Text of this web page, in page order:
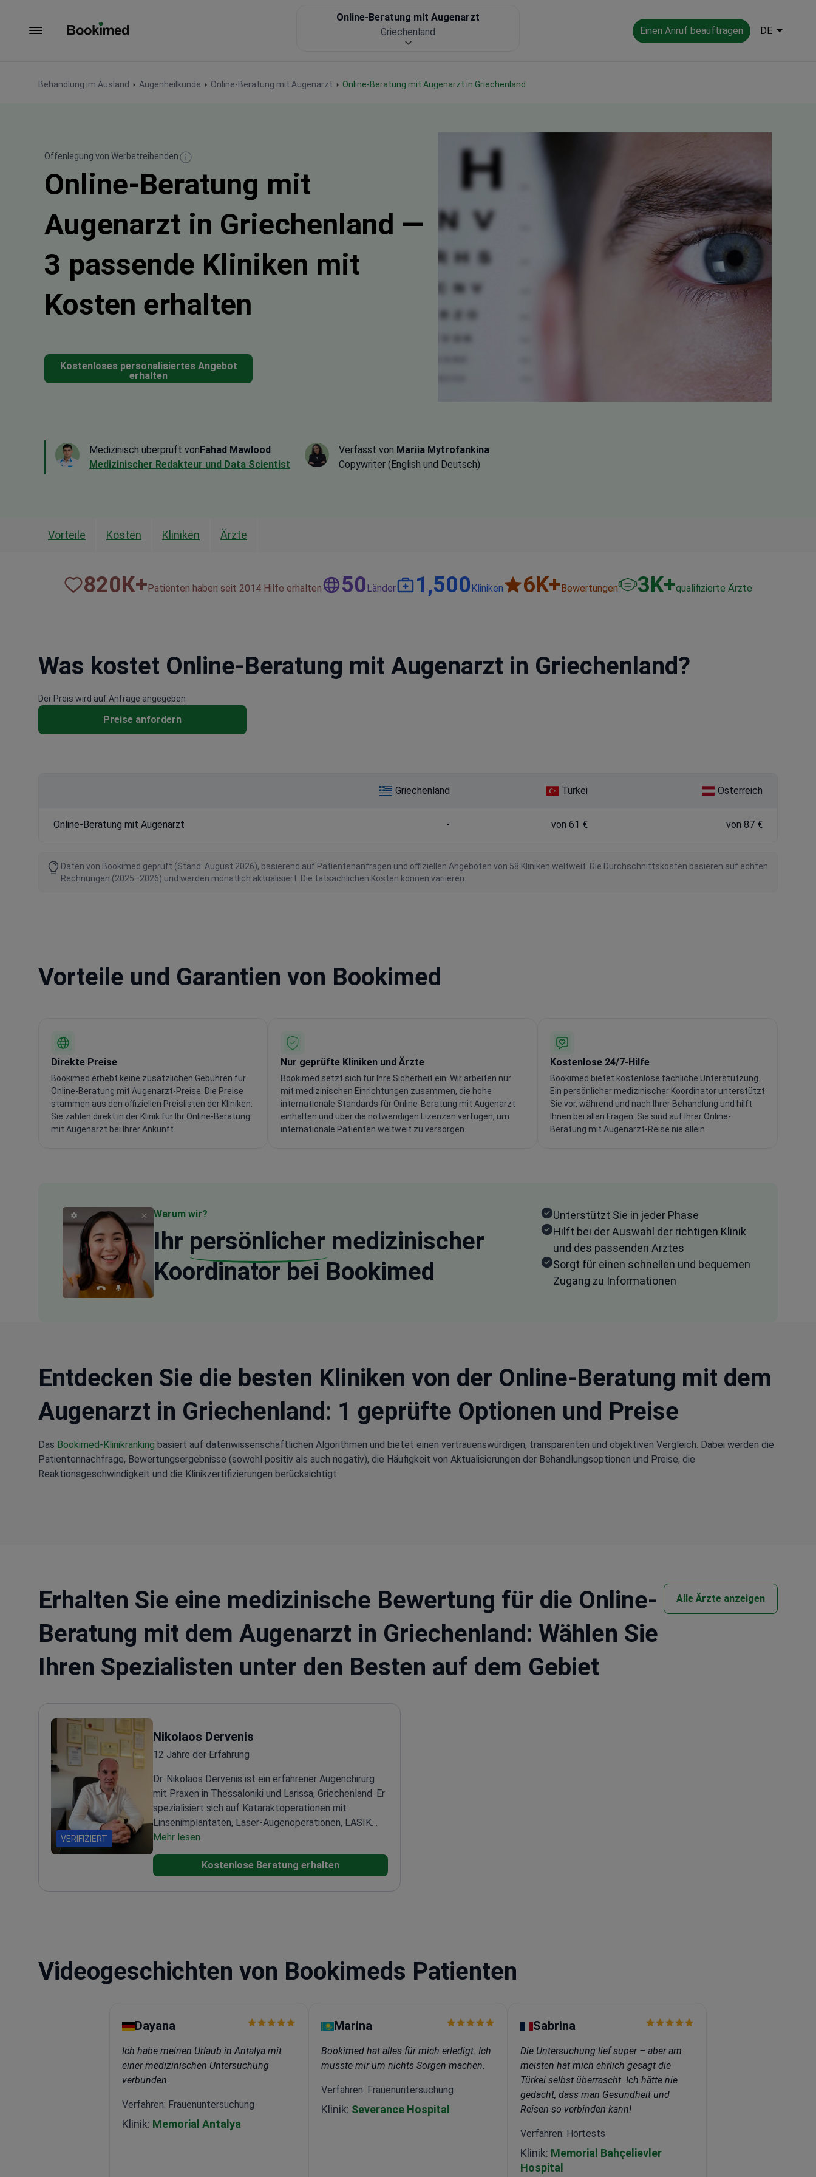
Einen Anruf beauftragen DE
Behandlung im Ausland Augenheilkunde Online-Beratung mit Augenarzt Online-Beratung mit Augenarzt in Griechenland
Online-Beratung mit Augenarzt
Griechenland
Offenlegung von Werbetreibenden
Online-Beratung mit
Augenarzt in Griechenland —
3 passende Kliniken mit
Kosten erhalten
Kostenloses personalisiertes Angebot
erhalten
Medizinisch überprüft vonFahad Mawlood
Medizinischer Redakteur und Data Scientist
Verfasst von Mariia Mytrofankina
Copywriter (English und Deutsch)
Vorteile Kosten Kliniken Ärzte
820К+Patienten haben seit 2014 Hilfe erhalten 50Länder 1,500Kliniken 6K+Bewertungen 3K+qualifizierte Ärzte
Was kostet Online-Beratung mit Augenarzt in Griechenland?
Der Preis wird auf Anfrage angegeben
Preise anfordern
Griechenland Türkei Österreich
Online-Beratung mit Augenarzt - von 61 € von 87 €
Daten von Bookimed geprüft (Stand: August 2026), basierend auf Patientenanfragen und offiziellen Angeboten von 58 Kliniken weltweit. Die Durchschnittskosten basieren auf echten
Rechnungen (2025–2026) und werden monatlich aktualisiert. Die tatsächlichen Kosten können variieren.
Vorteile und Garantien von Bookimed
Direkte Preise
Bookimed erhebt keine zusätzlichen Gebühren für
Online-Beratung mit Augenarzt-Preise. Die Preise
stammen aus den offiziellen Preislisten der Kliniken.
Sie zahlen direkt in der Klinik für Ihr Online-Beratung
mit Augenarzt bei Ihrer Ankunft.
Nur geprüfte Kliniken und Ärzte
Bookimed setzt sich für Ihre Sicherheit ein. Wir arbeiten nur
mit medizinischen Einrichtungen zusammen, die hohe
internationale Standards für Online-Beratung mit Augenarzt
einhalten und über die notwendigen Lizenzen verfügen, um
internationale Patienten weltweit zu versorgen.
Kostenlose 24/7-Hilfe
Bookimed bietet kostenlose fachliche Unterstützung.
Ein persönlicher medizinischer Koordinator unterstützt
Sie vor, während und nach Ihrer Behandlung und hilft
Ihnen bei allen Fragen. Sie sind auf Ihrer Online-
Beratung mit Augenarzt-Reise nie allein.
Warum wir?
Ihr persönlicher medizinischer
Koordinator bei Bookimed
Unterstützt Sie in jeder Phase
Hilft bei der Auswahl der richtigen Klinik
und des passenden Arztes
Sorgt für einen schnellen und bequemen
Zugang zu Informationen
Entdecken Sie die besten Kliniken von der Online-Beratung mit dem
Augenarzt in Griechenland: 1 geprüfte Optionen und Preise
Das Bookimed-Klinikranking basiert auf datenwissenschaftlichen Algorithmen und bietet einen vertrauenswürdigen, transparenten und objektiven Vergleich. Dabei werden die
Patientennachfrage, Bewertungsergebnisse (sowohl positiv als auch negativ), die Häufigkeit von Aktualisierungen der Behandlungsoptionen und Preise, die
Reaktionsgeschwindigkeit und die Klinikzertifizierungen berücksichtigt.
Erhalten Sie eine medizinische Bewertung für die Online-
Beratung mit dem Augenarzt in Griechenland: Wählen Sie
Ihren Spezialisten unter den Besten auf dem Gebiet
Alle Ärzte anzeigen
VERIFIZIERT
Nikolaos Dervenis
12 Jahre der Erfahrung
Dr. Nikolaos Dervenis ist ein erfahrener Augenchirurg
mit Praxen in Thessaloniki und Larissa, Griechenland. Er
spezialisiert sich auf Kataraktoperationen mit
Linsenimplantaten, Laser-Augenoperationen, LASIK
und Vitrektomie. Er verfügt über mehr als 15 Jahre
Erfahrung in der Kataraktchirurgie. Dr. Dervenis war als
Berater im britischen National Health System (NHS)
veröffentlicht. Seine Forschung wurde über 20.000 Mal
Mehr lesen
Kostenlose Beratung erhalten
Videogeschichten von Bookimeds Patienten
Dayana
Ich habe meinen Urlaub in Antalya mit
einer medizinischen Untersuchung
verbunden.
Verfahren: Frauenuntersuchung
Klinik: Memorial Antalya
Marina
Bookimed hat alles für mich erledigt. Ich
musste mir um nichts Sorgen machen.
Verfahren: Frauenuntersuchung
Klinik: Severance Hospital
Sabrina
Die Untersuchung lief super – aber am
meisten hat mich ehrlich gesagt die
Türkei selbst überrascht. Ich hätte nie
gedacht, dass man Gesundheit und
Reisen so verbinden kann!
Verfahren: Hörtests
Klinik: Memorial Bahçelievler
Hospital